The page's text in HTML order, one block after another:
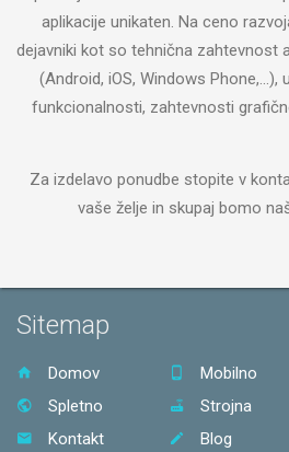
aplikacije unikaten. Na ceno
dejavniki kot so tehnična zahtevnost
(Android, iOS, Windows Phone,...),
funkcionalnosti, zahtevnosti
Za izdelavo ponudbe stopite v
vaše želje in skupaj bomo
Sitemap
Domov Mobilno
Spletno
Strojna
Kontakt
Blog